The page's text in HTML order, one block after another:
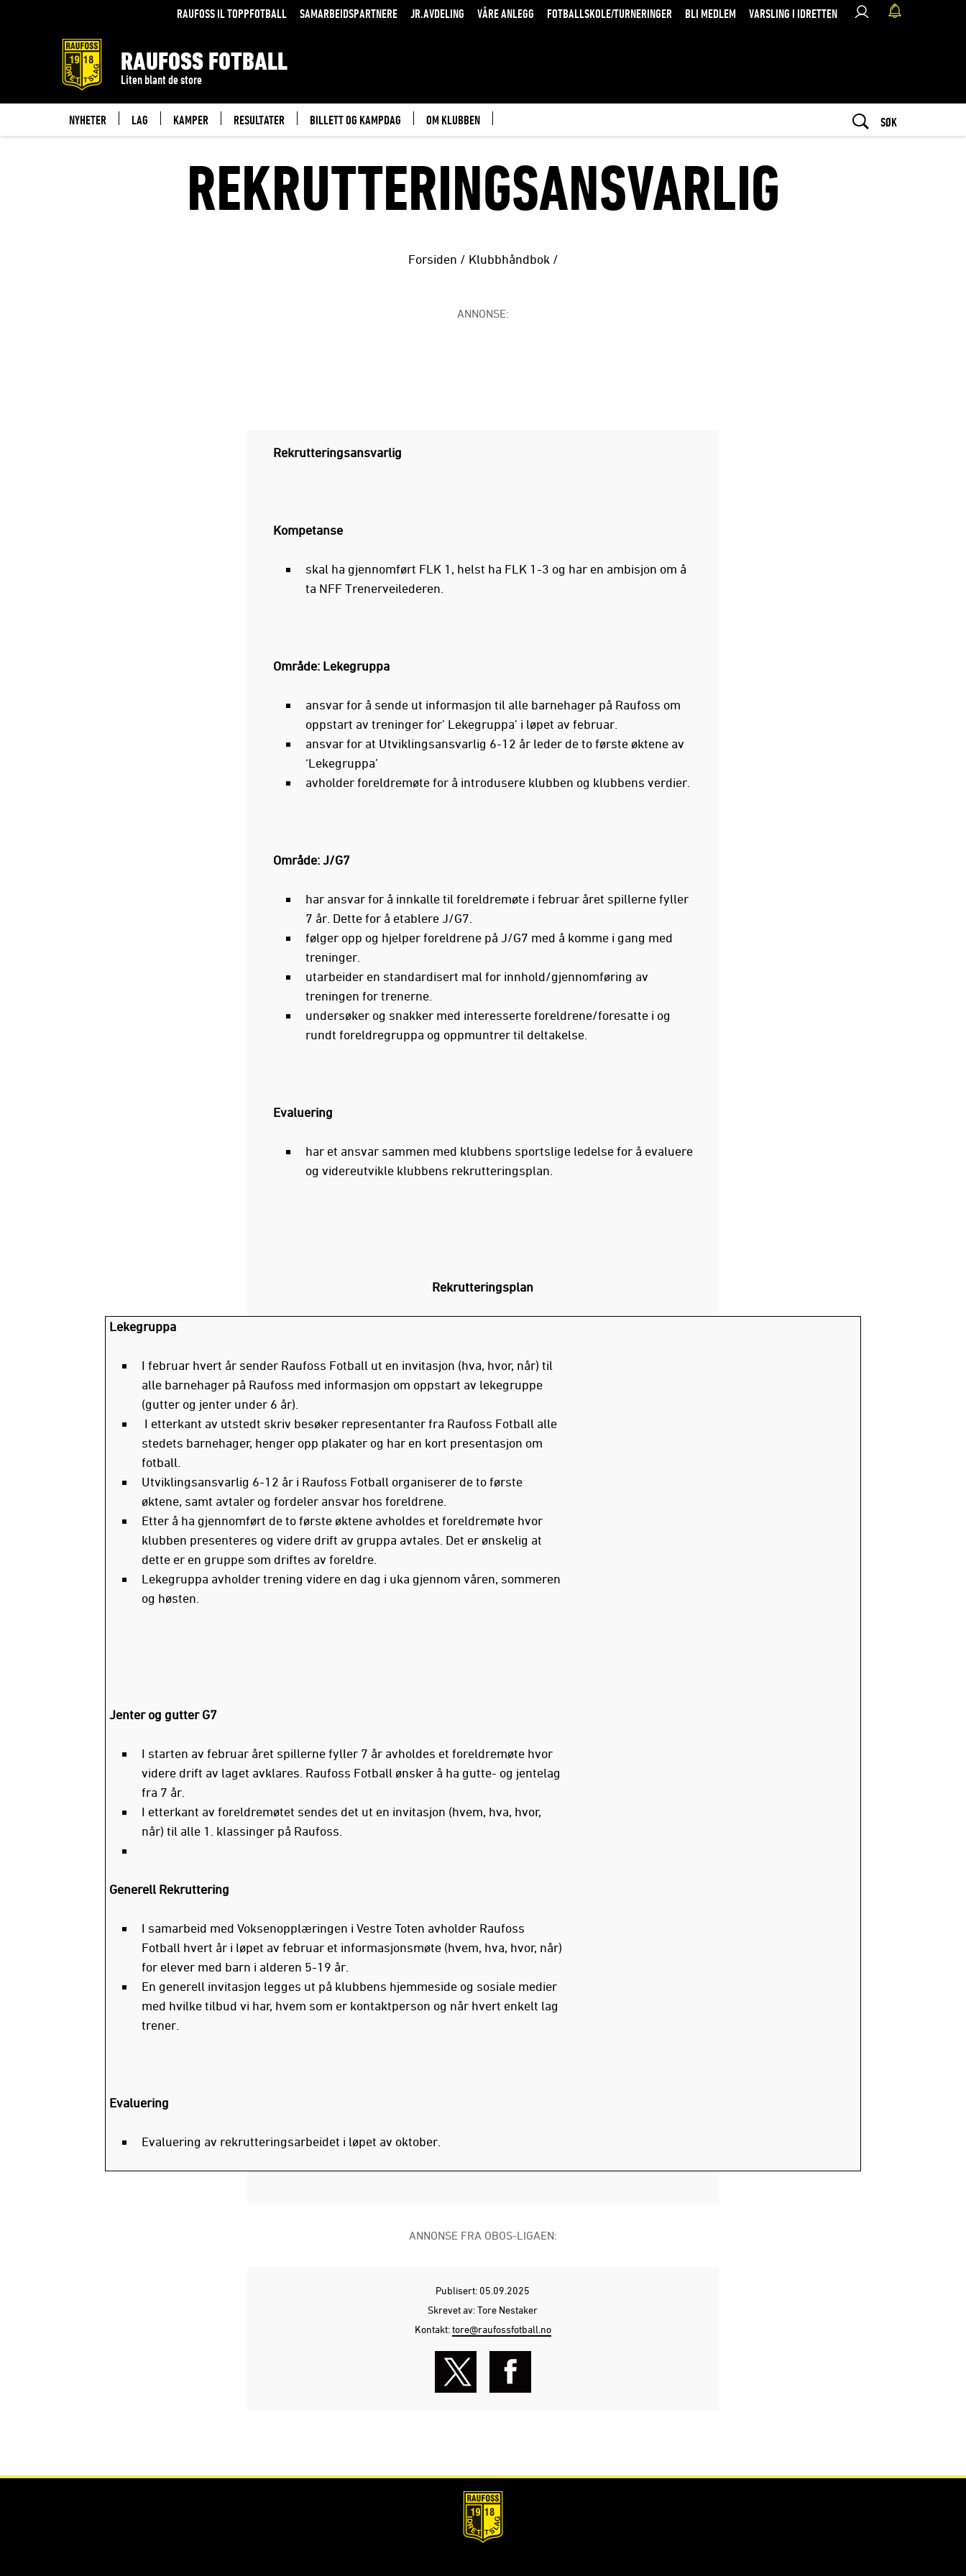
RAUFOSS IL TOPPFOTBALL SAMARBEIDSPARTNERE JR.AVDELING VÅRE ANLEGG FOTBALLSKOLE/TURNERINGER BLI MEDLEM VARSLING I IDRETTEN
RAUFOSS FOTBALL
Liten blant de store
NYHETER LAG KAMPER RESULTATER BILLETT OG KAMPDAG OM KLUBBEN SØK
REKRUTTERINGSANSVARLIG
Forsiden / Klubbhåndbok /
ANNONSE:
Rekrutteringsansvarlig
Kompetanse
skal ha gjennomført FLK 1, helst ha FLK 1-3 og har en ambisjon om å
ta NFF Trenerveilederen.
Område: Lekegruppa
ansvar for å sende ut informasjon til alle barnehager på Raufoss om
oppstart av treninger for’ Lekegruppa’ i løpet av februar.
ansvar for at Utviklingsansvarlig 6-12 år leder de to første øktene av
‘Lekegruppa’
avholder foreldremøte for å introdusere klubben og klubbens verdier.
Område: J/G7
har ansvar for å innkalle til foreldremøte i februar året spillerne fyller
7 år. Dette for å etablere J/G7.
følger opp og hjelper foreldrene på J/G7 med å komme i gang med
treninger.
utarbeider en standardisert mal for innhold/gjennomføring av
treningen for trenerne.
undersøker og snakker med interesserte foreldrene/foresatte i og
rundt foreldregruppa og oppmuntrer til deltakelse.
Evaluering
har et ansvar sammen med klubbens sportslige ledelse for å evaluere
og videreutvikle klubbens rekrutteringsplan.
Rekrutteringsplan
Lekegruppa
I februar hvert år sender Raufoss Fotball ut en invitasjon (hva, hvor, når) til
alle barnehager på Raufoss med informasjon om oppstart av lekegruppe
(gutter og jenter under 6 år).
I etterkant av utstedt skriv besøker representanter fra Raufoss Fotball alle
stedets barnehager, henger opp plakater og har en kort presentasjon om
fotball.
Utviklingsansvarlig 6-12 år i Raufoss Fotball organiserer de to første
øktene, samt avtaler og fordeler ansvar hos foreldrene.
Etter å ha gjennomført de to første øktene avholdes et foreldremøte hvor
klubben presenteres og videre drift av gruppa avtales. Det er ønskelig at
dette er en gruppe som driftes av foreldre.
Lekegruppa avholder trening videre en dag i uka gjennom våren, sommeren
og høsten.
Jenter og gutter G7
I starten av februar året spillerne fyller 7 år avholdes et foreldremøte hvor
videre drift av laget avklares. Raufoss Fotball ønsker å ha gutte- og jentelag
fra 7 år.
I etterkant av foreldremøtet sendes det ut en invitasjon (hvem, hva, hvor,
når) til alle 1. klassinger på Raufoss.
Generell Rekruttering
I samarbeid med Voksenopplæringen i Vestre Toten avholder Raufoss
Fotball hvert år i løpet av februar et informasjonsmøte (hvem, hva, hvor, når)
for elever med barn i alderen 5-19 år.
En generell invitasjon legges ut på klubbens hjemmeside og sosiale medier
med hvilke tilbud vi har, hvem som er kontaktperson og når hvert enkelt lag
trener.
Evaluering
Evaluering av rekrutteringsarbeidet i løpet av oktober.
ANNONSE FRA OBOS-LIGAEN:
Publisert: 05.09.2025
Skrevet av: Tore Nestaker
Kontakt:tore@raufossfotball.no